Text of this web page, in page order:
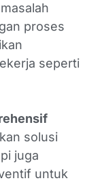
proses
seperti
solusi
juga
untuk